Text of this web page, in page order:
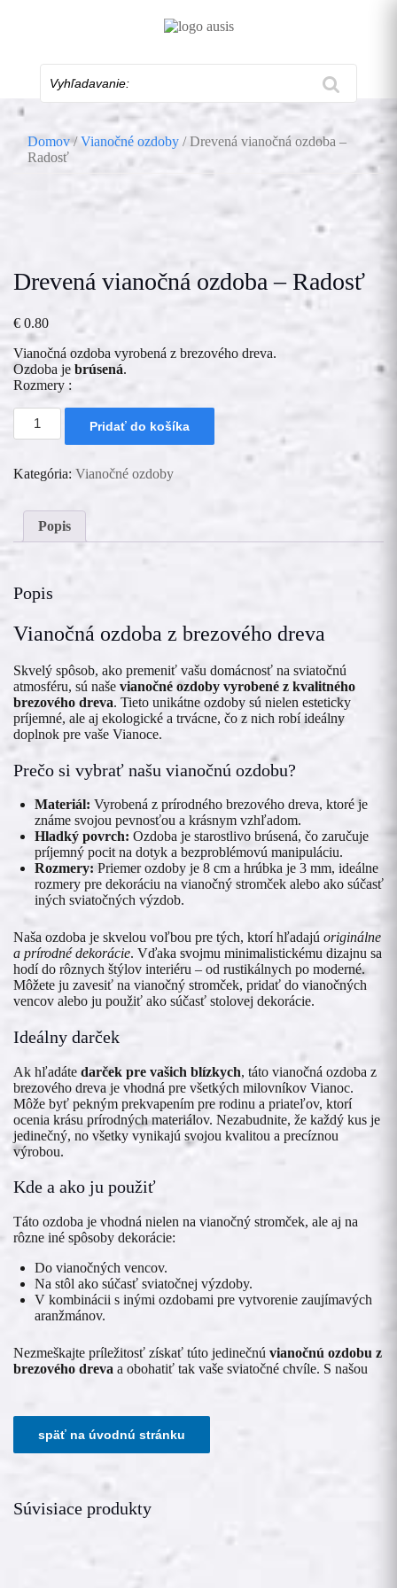
Domov/Vianočné ozdoby / Drevená vianočná ozdoba –
Radosť
Drevená vianočná ozdoba – Radosť
€ 0.80
Vianočná ozdoba vyrobená z brezového dreva.
Ozdoba je brúsená.
Rozmery :
množstvo
Drevená
vianočná
-
Pridať do košíka
Kategória: Vianočné ozdoby
Popis
Popis
Vianočná ozdoba z brezového dreva
Skvelý spôsob, ako premeniť vašu domácnosť na sviatočnú
atmosféru, sú naše vianočné ozdoby vyrobené z kvalitného
brezového dreva. Tieto unikátne ozdoby sú nielen esteticky
príjemné, ale aj ekologické a trvácne, čo z nich robí ideálny
doplnok pre vaše Vianoce.
Prečo si vybrať našu vianočnú ozdobu?
Materiál: Vyrobená z prírodného brezového dreva, ktoré je
známe svojou pevnosťou a krásnym vzhľadom.
Hladký povrch: Ozdoba je starostlivo brúsená, čo zaručuje
príjemný pocit na dotyk a bezproblémovú manipuláciu.
Rozmery: Priemer ozdoby je 8 cm a hrúbka je 3 mm, ideálne
rozmery pre dekoráciu na vianočný stromček alebo ako súčasť
iných sviatočných výzdob.
Naša ozdoba je skvelou voľbou pre tých, ktorí hľadajú originálne
a prírodné dekorácie. Vďaka svojmu minimalistickému dizajnu sa
hodí do rôznych štýlov interiéru – od rustikálnych po moderné.
Môžete ju zavesiť na vianočný stromček, pridať do vianočných
vencov alebo ju použiť ako súčasť stolovej dekorácie.
Ideálny darček
Ak hľadáte darček pre vašich blízkych, táto vianočná ozdoba z
brezového dreva je vhodná pre všetkých milovníkov Vianoc.
Môže byť pekným prekvapením pre rodinu a priateľov, ktorí
ocenia krásu prírodných materiálov. Nezabudnite, že každý kus je
jedinečný, no všetky vynikajú svojou kvalitou a precíznou
výrobou.
Kde a ako ju použiť
Táto ozdoba je vhodná nielen na vianočný stromček, ale aj na
rôzne iné spôsoby dekorácie:
Do vianočných vencov.
Na stôl ako súčasť sviatočnej výzdoby.
V kombinácii s inými ozdobami pre vytvorenie zaujímavých
aranžmánov.
Nezmeškajte príležitosť získať túto jedinečnú vianočnú ozdobu z
brezového dreva a obohatiť tak vaše sviatočné chvíle. S našou
Súvisiace produkty